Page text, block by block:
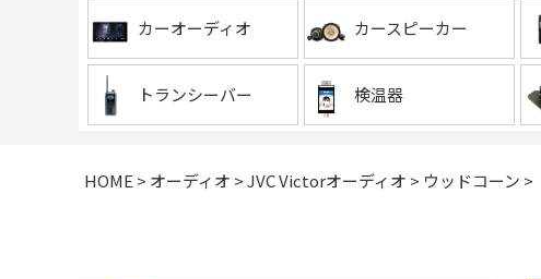
カーオーディオ カースピーカー
トランシーバー 検温器
HOME オーディオ JVC Victorオーディオ ウッドコーン